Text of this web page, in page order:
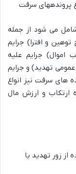
پروندههای سرقت
می شود از جمله
و افترا) جرایم
اموال) جرایم علیه
تهدید) و جرایم
های سرقت نیز انواع
ارتکاب و ارزش مال
زور تهدید یا